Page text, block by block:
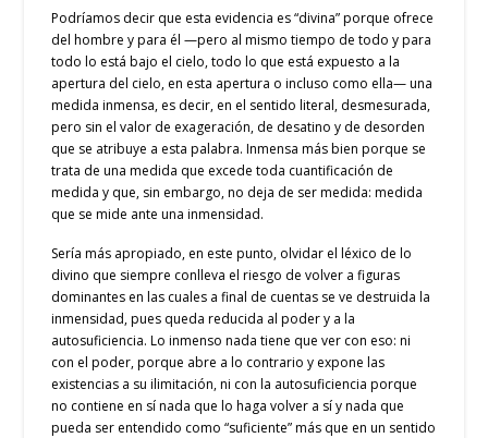
Podríamos decir que esta evidencia es “divina” porque ofrece
del hombre y para él —pero al mismo tiempo de todo y para
todo lo está bajo el cielo, todo lo que está expuesto a la
apertura del cielo, en esta apertura o incluso como ella— una
medida inmensa, es decir, en el sentido literal, desmesurada,
pero sin el valor de exageración, de desatino y de desorden
que se atribuye a esta palabra. Inmensa más bien porque se
trata de una medida que excede toda cuantificación de
medida y que, sin embargo, no deja de ser medida: medida
que se mide ante una inmensidad.
Sería más apropiado, en este punto, olvidar el léxico de lo
divino que siempre conlleva el riesgo de volver a figuras
dominantes en las cuales a final de cuentas se ve destruida la
inmensidad, pues queda reducida al poder y a la
autosuficiencia. Lo inmenso nada tiene que ver con eso: ni
con el poder, porque abre a lo contrario y expone las
existencias a su ilimitación, ni con la autosuficiencia porque
no contiene en sí nada que lo haga volver a sí y nada que
pueda ser entendido como “suficiente” más que en un sentido